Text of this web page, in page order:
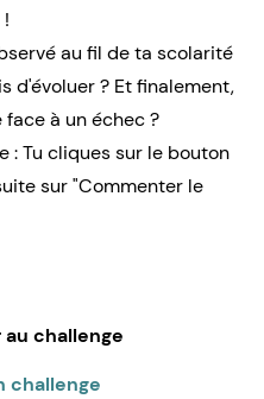
au fil de ta scolarité
d'évoluer ? Et finalement,
à un échec ?
: Tu cliques sur le bouton
sur "Commenter le
challenge
challenge